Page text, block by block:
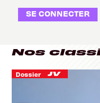
SE CONNECTER
Nos
Dossier